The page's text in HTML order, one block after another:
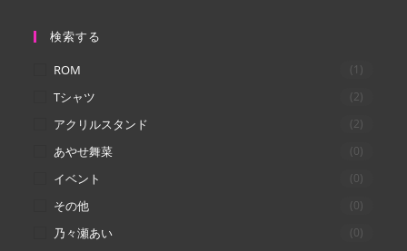
検索する
ROM (1)
Tシャツ (2)
アクリルスタンド (2)
あやせ舞菜 (0)
イベント (0)
その他 (0)
乃々瀬あい (0)